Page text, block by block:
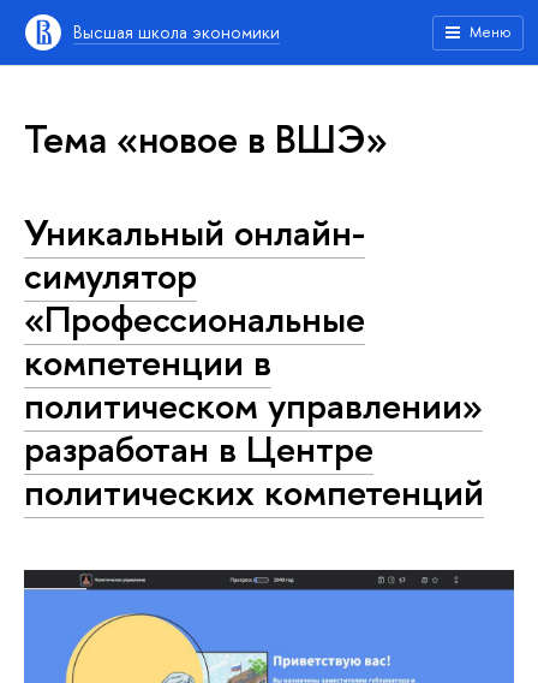
Высшая школа экономики Меню
Тема «новое в ВШЭ»
Уникальный онлайн-
симулятор
«Профессиональные
компетенции в
политическом управлении»
разработан в Центре
политических компетенций